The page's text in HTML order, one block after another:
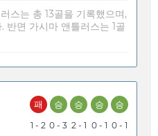
스는 총 13골을 기록했으며,
반면 가시마 앤틀러스는 1골
패
1 - 2
승
0 - 3
승
2 - 1
승
0 - 1
승
0 - 1